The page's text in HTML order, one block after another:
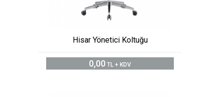
Hisar Yönetici Koltuğu
0,00 TL + KDV